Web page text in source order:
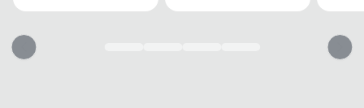
Solado emborrachado para melhor tração e segurança durante as
Conforto e segurança para os passos dos seus filhos em qualquer ocasião.
Dica de Tamanho